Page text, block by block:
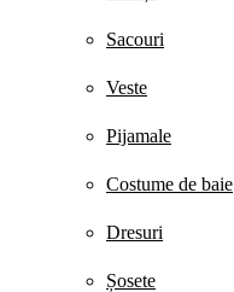
Sacouri
Veste
Pijamale
Costume de baie
Dresuri
Șosete